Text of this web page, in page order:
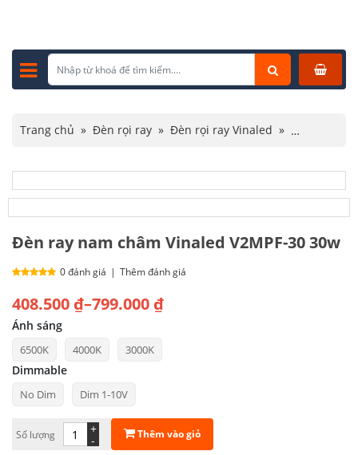
Trang chủ » Đèn rọi ray » Đèn rọi ray Vinaled »
Đèn ray nam châm Vinaled V2MPF-30 30w
0 đánh giá | Thêm đánh giá
408.500 ₫–799.000 ₫
Khoảng
giá:
từ
408.500 ₫
đến
799.000 ₫
Ánh sáng
6500K 4000K 3000K
Dimmable
No Dim Dim 1-10V
Số lượng -
+ Thêm vào giỏ